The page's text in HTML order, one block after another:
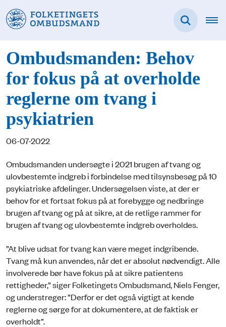
Ombudsmanden: Behov
for fokus på at overholde
reglerne om tvang i
psykiatrien
06-07-2022
Ombudsmanden undersøgte i 2021 brugen af tvang og
ulovbestemte indgreb i forbindelse med tilsynsbesøg på 10
psykiatriske afdelinger. Undersøgelsen viste, at der er
behov for et fortsat fokus på at forebygge og nedbringe
brugen af tvang og på at sikre, at de retlige rammer for
brugen af tvang og ulovbestemte indgreb overholdes.
”At blive udsat for tvang kan være meget indgribende.
Tvang må kun anvendes, når det er absolut nødvendigt. Alle
involverede bør have fokus på at sikre patientens
rettigheder,” siger Folketingets Ombudsmand, Niels Fenger,
og understreger: ”Derfor er det også vigtigt at kende
reglerne og sørge for at dokumentere, at de faktisk er
overholdt”.